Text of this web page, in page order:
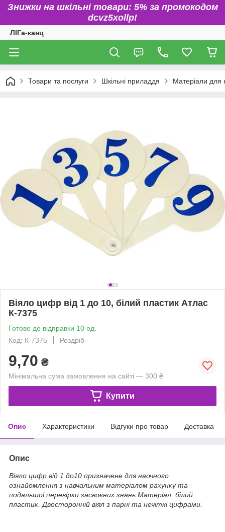
Знижки на шкільні товари: 5% за промокодом
dcvz5xollp!
ЛІГа-канц
Товари та послуги Шкільні приладдя Матеріали для
Віяло цифр від 1 до 10, білий пластик Атлас
К-7375
Готово до відправки 10 од.
Код: К-7375
Роздріб
9,70 ₴
Мінімальна сума замовлення на сайті — 300 ₴
Купити
Опис Характеристики Відгуки про товар Доставка
Опис
Віяло цифр від 1 до10 призначене для наочного
ознайомлення з навчальним матеріалом рахунку та
подальшої перевірки засвоєних знань.Матеріал: білий
пластик. Двосторонній віял з парні та нечіткі цифрами.